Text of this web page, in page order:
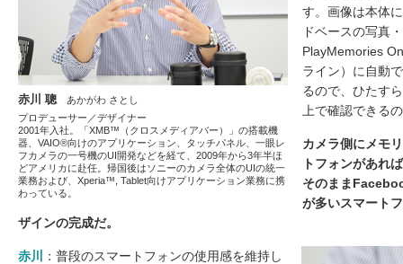
赤川 聰 あかがわ さとし
プロデューサー／デザイナー
2001年入社。「XMB™（クロスメディアバー）」の搭載機
器、VAIO®向けのアプリケーション、タッチパネル、一眼レ
フカメラの一号機のUI開発などを経て、2009年から3年半ほ
どアメリカに赴任。帰国後はソニーのカメラ全体のUIの統一
業務および、Xperia™, Tablet向けアプリケーション業務に携
わっている。
す。画像は本体
ドベースの写真
PlayMemories
ライン）に自動
るので、ひたす
上で確認できる
カメラ側にメモ
トフォンがあれ
そのまま
が多いスマート
ザインの完成だ。
赤川
：普段のスマートフォンの使用感を維持し